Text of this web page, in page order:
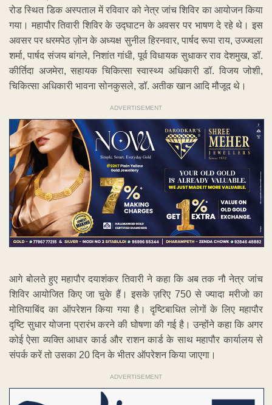
रोड स्थित डिक अस्पताल में रविवार को नेत्र जांच शिविर का आयोजन किया
गया। महापौर तिवारी शिविर के उद्घाटन के अवसर पर भाषण दे रहे थे। इस
अवसर पर धरमपेठ ज़ोन के अध्यक्ष सुनील हिरनवार, पार्षद रूपा राय, उज्ज्वला
शर्मा, पार्षद संजय बांगले, निशांत गांधी, पूर्व विधायक सुधाकर राव देशमुख, डॉ.
कीर्तिदा अजमेरा, सहायक चिकित्सा स्वास्थ्य अधिकारी डॉ. विजय जोशी,
चिकित्सा अधिकारी भावना सोनकुसले, डॉ. अतीक खान आदि मौजूद थे।
ADVERTISEMENT
आगे बोलते हुए महापौर दयाशंकर तिवारी ने कहा कि अब तक नौ नेत्र जांच
शिविर आयोजित किए जा चुके हैं। इसके ज़रिए 750 से ज्यादा मरीजो का
मोतियाबिंद का ऑपरेशन किया गया है। दृष्टिबाधित लोगों के लिए महापौर
दृष्टि सुधार योजना प्रारंभ करने की घोषणा की गई है। उन्होंने कहा कि अगर
कोई ऐसा व्यक्ति आधार कार्ड और राशन कार्ड के साथ महापौर कार्यालय से
संपर्क करें तो उसका 20 दिन के भीतर ऑपरेशन किया जाएगा।
ADVERTISEMENT